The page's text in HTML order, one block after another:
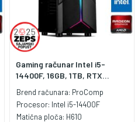
Gaming računar Intel i5-
14400F, 16GB, 1TB, RTX...
Brend računara: ProComp
Procesor: Intel i5-14400F
Matična ploča: H610